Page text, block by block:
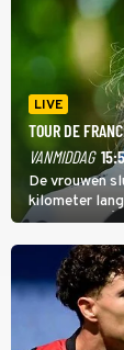
LIVE
TOUR DE
VANMIDDAG
De vrouwen
kilometer
zware Col
de